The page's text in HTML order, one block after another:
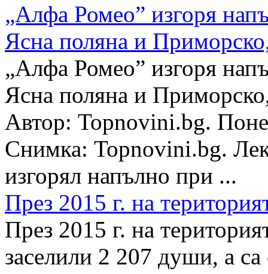
„Алфа Ромео” изгоря
Ясна поляна и
„Алфа Ромео” изгоря
Ясна поляна и
Автор: Topnovini.bg.
Снимка: Topnovini.bg.
изгорял напълно при ...
През 2015 г. на
През 2015 г. на
заселили 2 207 души, а